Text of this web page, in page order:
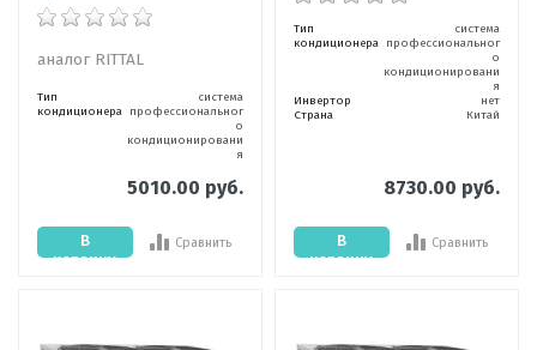
аналог RITTAL
Тип
кондиционера
система
профессиональног
о
кондиционировани
я
5010.00 руб.
В
корзину
Сравнить
Тип
кондиционера
система
профессиональног
о
кондиционировани
я
Инвертор
нет
Страна
Китай
8730.00 руб.
В
корзину
Сравнить